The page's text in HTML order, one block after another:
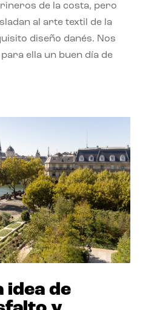
de la costa, pero
al arte textil de la
diseño danés. Nos
ella un buen día de
idea de